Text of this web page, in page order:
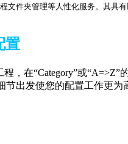
件夹管理等人性化服务。其具
置
在“Category”或
出发使您的配置工作更为